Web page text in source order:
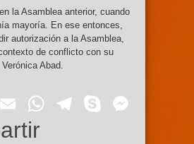
la Asamblea anterior, cuando
mayoría. En ese entonces,
autorización a la Asamblea,
de conflicto con su
Abad.
Twitter
EmailWhatsApp
Telegram
Skype